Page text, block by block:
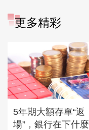
更多精彩
5年期大額存單“返
場”，銀行在下什麼